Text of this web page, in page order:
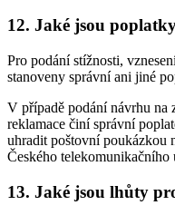
12. Jaké jsou
Pro podání stížnosti,
stanoveny správní ani jiné
V případě podání návrhu na
reklamace činí správní
uhradit poštovní poukázkou
Českého telekomunikačního
13. Jaké jsou lhůty